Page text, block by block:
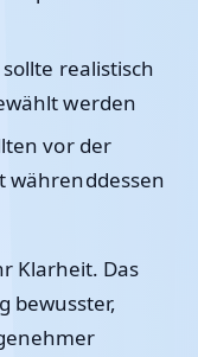
realistisch
werden
vor der
währenddessen
Klarheit. Das
bewusster,